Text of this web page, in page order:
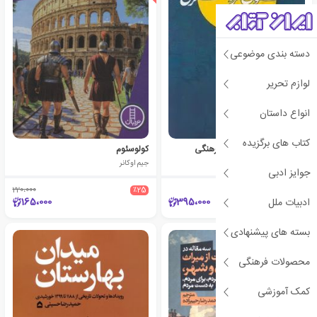
دسته بندی موضوعی
لوازم تحریر
انواع داستان
کتاب های برگزیده
جوایز ادبی
ادبیات ملل
بسته های پیشنهادی
محصولات فرهنگی
کمک آموزشی
حقوق گردشگری و میراث فرهنگی
395،000
کولوسئوم
جیم اوکانر
٪25 220،000
165،000